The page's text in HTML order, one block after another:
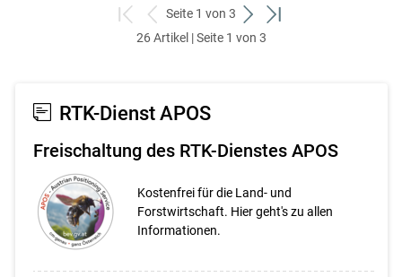
zum
ersten
zurück
zum
Seite 1 von 3
weiter
zum
zum
26 Artikel | Seite 1 von 3
RTK-Dienst APOS
Freischaltung des RTK-Dienstes APOS
Kostenfrei für die Land- und
Forstwirtschaft. Hier geht's zu allen
Informationen.